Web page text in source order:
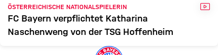
ÖSTERREICHISCHE NATIONALSPIELERIN
FC Bayern verpflichtet Katharina
Naschenweng von der TSG Hoffenheim